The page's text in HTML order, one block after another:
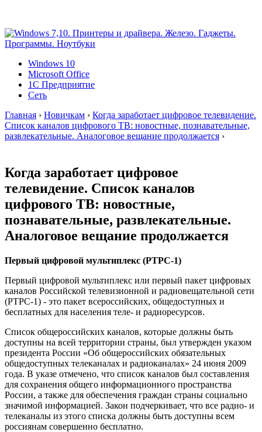
Windows 10
Microsoft Office
1C Предприятие
Сеть
Главная › Новичкам › Когда заработает цифровое телевидение.
Список каналов цифрового ТВ: новостные, познавательные,
развлекательные. Аналоговое вещание продолжается ›
Когда заработает цифровое
телевидение. Список каналов
цифрового ТВ: новостные,
познавательные, развлекательные.
Аналоговое вещание продолжается
Первый цифровой мультиплекс (РТРС-1)
Первый цифровой мультиплекс или первый пакет цифровых
каналов Российской телевизионной и радиовещательной сети
(РТРС-1) - это пакет всероссийских, общедоступных и
бесплатных для населения теле- и радиоресурсов.
Список общероссийских каналов, которые должны быть
доступны на всей территории страны, был утвержден указом
президента России «Об общероссийских обязательных
общедоступных телеканалах и радиоканалах» 24 июня 2009
года. В указе отмечено, что список каналов был составления
для сохранения общего информационного пространства
России, а также для обеспечения граждан страны социально
значимой информацией. Закон подчеркивает, что все радио- и
телеканалы из этого списка должны быть доступны всем
россиянам совершенно бесплатно.